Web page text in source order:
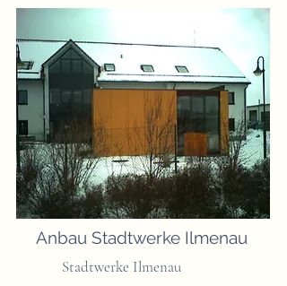
Anbau Stadtwerke Ilmenau
Stadtwerke Ilmenau